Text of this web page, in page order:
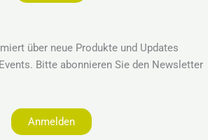
über neue Produkte und Updates
Bitte abonnieren Sie den Newsletter
Anmelden